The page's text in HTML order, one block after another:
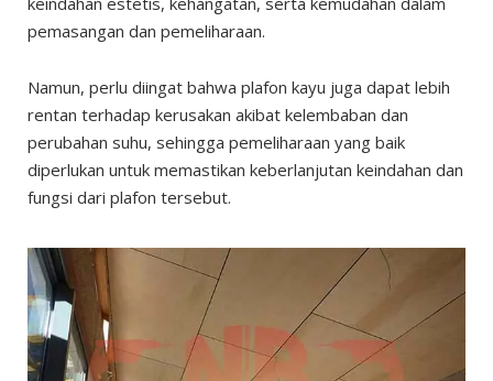
pemasangan dan pemeliharaan.
Namun, perlu diingat bahwa plafon kayu juga dapat lebih
rentan terhadap kerusakan akibat kelembaban dan
perubahan suhu, sehingga pemeliharaan yang baik
diperlukan untuk memastikan keberlanjutan keindahan dan
fungsi dari plafon tersebut.